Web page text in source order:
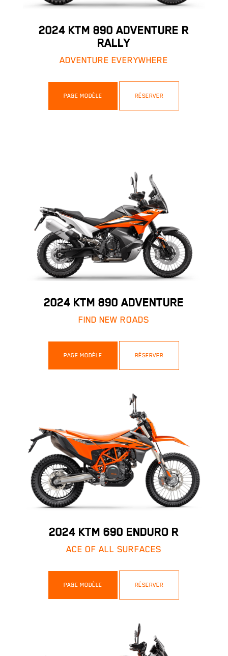
2024 KTM 890 ADVENTURE R
RALLY
ADVENTURE EVERYWHERE
PAGE MODÈLE RÉSERVER
2024 KTM 890 ADVENTURE
FIND NEW ROADS
PAGE MODÈLE RÉSERVER
2024 KTM 690 ENDURO R
ACE OF ALL SURFACES
PAGE MODÈLE RÉSERVER